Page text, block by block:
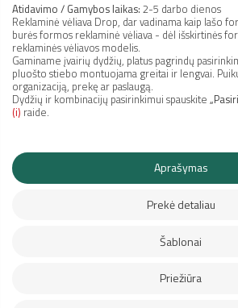
Atidavimo / Gamybos laikas: 2-5 darbo dienos
Reklaminė vėliava Drop, dar vadinama kaip lašo
burės formos reklaminė vėliava - dėl išskirtinės
reklaminės vėliavos modelis.
Gaminame įvairių dydžių, platus pagrindų
pluošto stiebo montuojama greitai ir lengvai.
organizaciją, prekę ar paslaugą.
Dydžių ir kombinacijų pasirinkimui spauskite
(i) raide.
Aprašymas
Prekė detaliau
Šablonai
Priežiūra